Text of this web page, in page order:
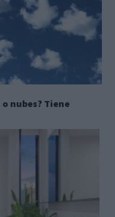
o nubes? Tiene